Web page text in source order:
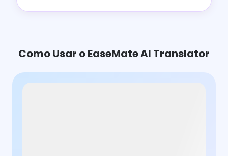
Como Usar o EaseMate AI Translator